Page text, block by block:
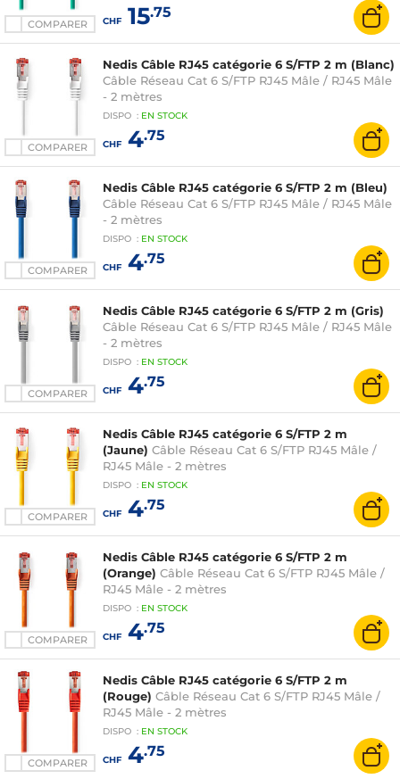
COMPARER CHF15.75
COMPARER
Nedis Câble RJ45 catégorie 6 S/FTP 2 m (Blanc)
Câble Réseau Cat 6 S/FTP RJ45 Mâle / RJ45 Mâle
- 2 mètres
DISPO : EN STOCK
CHF4.75
COMPARER
Nedis Câble RJ45 catégorie 6 S/FTP 2 m (Bleu)
Câble Réseau Cat 6 S/FTP RJ45 Mâle / RJ45 Mâle
- 2 mètres
DISPO : EN STOCK
CHF4.75
COMPARER
Nedis Câble RJ45 catégorie 6 S/FTP 2 m (Gris)
Câble Réseau Cat 6 S/FTP RJ45 Mâle / RJ45 Mâle
- 2 mètres
DISPO : EN STOCK
CHF4.75
COMPARER
Nedis Câble RJ45 catégorie 6 S/FTP 2 m
(Jaune) Câble Réseau Cat 6 S/FTP RJ45 Mâle /
RJ45 Mâle - 2 mètres
DISPO : EN STOCK
CHF4.75
COMPARER
Nedis Câble RJ45 catégorie 6 S/FTP 2 m
(Orange) Câble Réseau Cat 6 S/FTP RJ45 Mâle /
RJ45 Mâle - 2 mètres
DISPO : EN STOCK
CHF4.75
COMPARER
Nedis Câble RJ45 catégorie 6 S/FTP 2 m
(Rouge) Câble Réseau Cat 6 S/FTP RJ45 Mâle /
RJ45 Mâle - 2 mètres
DISPO : EN STOCK
CHF4.75